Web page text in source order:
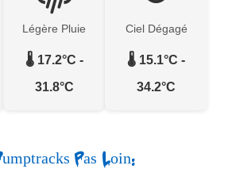
Légère Pluie
🌡️ 17.2°C -
31.8°C
Ciel Dégagé
🌡️ 15.1°C -
34.2°C
Pas Loin: